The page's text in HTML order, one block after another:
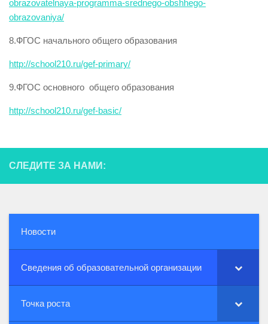
obrazovatelnaya-programma-srednego-obshhego-
obrazovaniya/
8.ФГОС начального общего образования
http://school210.ru/gef-primary/
9.ФГОС основного общего образования
http://school210.ru/gef-basic/
СЛЕДИТЕ ЗА НАМИ:
Новости
Сведения об образовательной организации
Точка роста